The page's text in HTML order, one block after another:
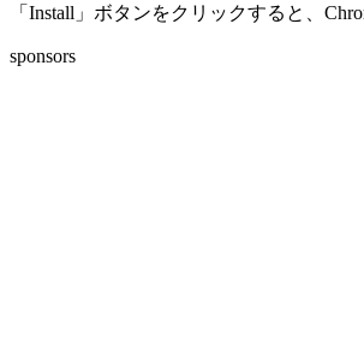
「Install」ボタンをクリックすると、
sponsors